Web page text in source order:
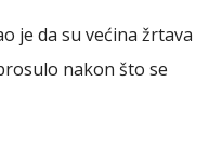
je da su većina žrtava
nakon što se